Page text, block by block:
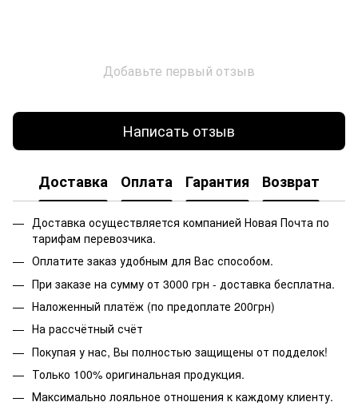
Добавьте первый отзыв
Написать отзыв
Доставка Оплата Гарантия Возврат
Доставка осуществляется компанией Новая Почта по
тарифам перевозчика.
Оплатите заказ удобным для Вас способом.
При заказе на сумму от 3000 грн - доставка бесплатна.
Наложенный платёж (по предоплате 200грн)
На рассчётный счёт
Покупая у нас, Вы полностью защищены от подделок!
Только 100% оригинальная продукция.
Максимально лояльное отношения к каждому клиенту.